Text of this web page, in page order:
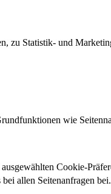
zu Statistik- und
wie
Cookie-
allen Seitenanfragen bei.